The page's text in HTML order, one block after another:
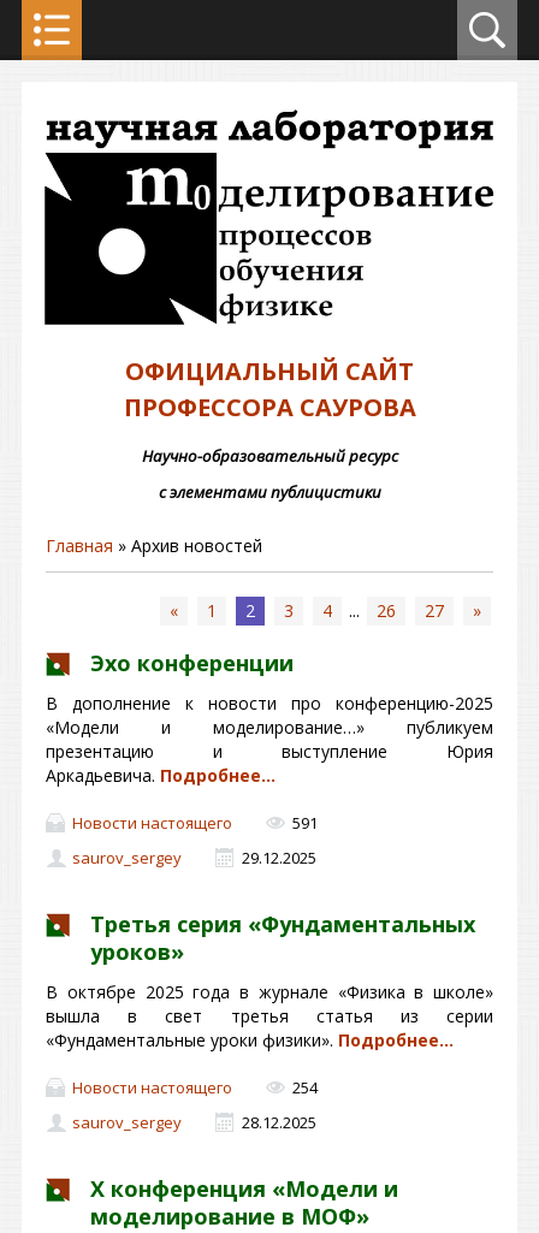
ОФИЦИАЛЬНЫЙ САЙТ
ПРОФЕССОРА САУРОВА
Научно-образовательный ресурс
с элементами публицистики
Главная » Архив новостей
« 1 2 3 4 ... 26 27 »
Эхо конференции
В дополнение к новости про конференцию-2025
«Модели и моделирование…» публикуем
презентацию и выступление Юрия
Аркадьевича. Подробнее…
Новости настоящего
591
saurov_sergey
29.12.2025
Третья серия «Фундаментальных
уроков»
В октябре 2025 года в журнале «Физика в школе»
вышла в свет третья статья из серии
«Фундаментальные уроки физики». Подробнее…
Новости настоящего
254
saurov_sergey
28.12.2025
X конференция «Модели и
моделирование в МОФ»